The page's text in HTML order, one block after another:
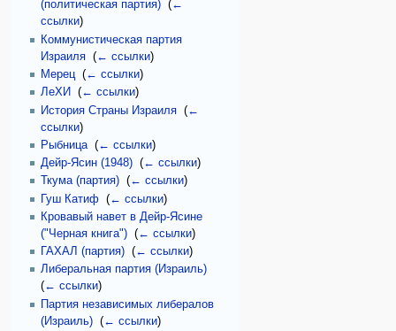
(политическая партия)‎ (←
ссылки)
Коммунистическая партия
Израиля‎ (← ссылки)
Мерец‎ (← ссылки)
ЛеХИ
(← ссылки)
История Страны Израиля‎ (←
ссылки)
Рыбница‎ (← ссылки)
Дейр-Ясин (1948)‎ (← ссылки)
Ткума (партия)‎ (← ссылки)
Гуш Катиф‎ (← ссылки)
Кровавый навет в Дейр-Ясине
("Черная книга")‎ (← ссылки)
ГАХАЛ (партия)‎ (← ссылки)
Либеральная партия (Израиль)‎
(← ссылки)
Партия независимых либералов
(Израиль)‎ (← ссылки)